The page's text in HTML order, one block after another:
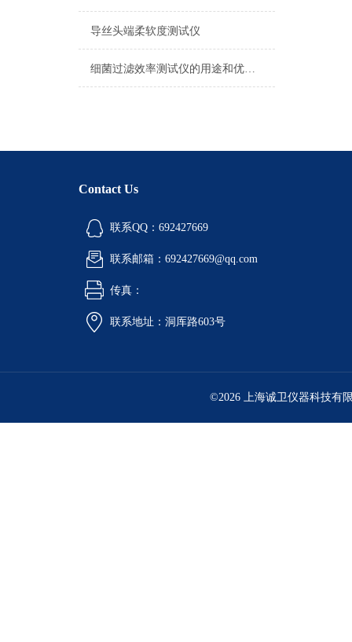
导丝头端柔软度测试仪
细菌过滤效率测试仪的用途和优势说明
Contact Us
联系QQ：692427669
联系邮箱：692427669@qq.com
传真：
联系地址：洞厍路603号
©2026 上海诚卫仪器科技有